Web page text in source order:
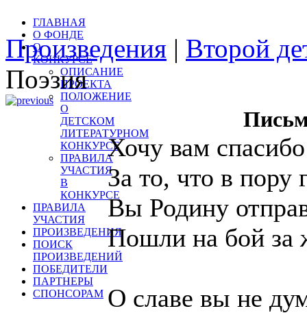
ГЛАВНАЯ
О ФОНДЕ
О
КОНКУРСЕ
ОПИСАНИЕ
ПРОЕКТА
ПОЛОЖЕНИЕ
О
ДЕТСКОМ
ЛИТЕРАТУРНОМ
КОНКУРСЕ
ПРАВИЛА
УЧАСТИЯ
В
КОНКУРСЕ
ПРАВИЛА
УЧАСТИЯ
ПРОИЗВЕДЕНИЯ
ПОИСК
ПРОИЗВЕДЕНИЙ
ПОБЕДИТЕЛИ
ПАРТНЕРЫ
СПОНСОРАМ
Произведения | Второй
Поэзия
Хочу вам спасибо
За то, что в пору
Вы Родину
Пошли на бой за
О славе вы не